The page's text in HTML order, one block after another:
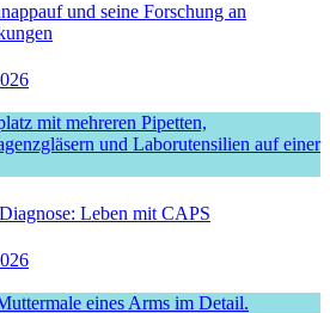
und seine Forschung an
Leben mit CAPS